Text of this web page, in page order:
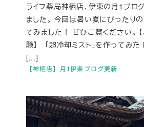
【神栖店】月1伊東ブログ更新
ライフ薬局神栖店、伊東の月1ブロ
ました。 今回は暑い夏にぴったり
てみました！ ぜひご覧ください。
験】 「超冷却ミスト」を作ってみ
[…]